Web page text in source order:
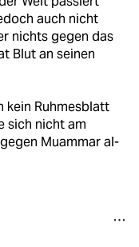
auch nicht
nichts gegen das
Blut an seinen
kein Ruhmesblatt
sich nicht am
Muammar al-